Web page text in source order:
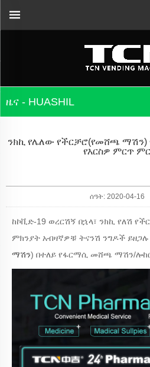
ዜና - HUASHIL
ንክኪ የሌለው የችርቻሮ(የመሸጫ ማሽን)
የእርስዎ ምርጥ
ሰዓት: 2020-04-16
ከኮቪድ-19 ወረርሽኝ በኋላ፣ ንክኪ የለሽ
ምክንያት አብዛኛዎቹ ትናንሽ ንግዶች
ማሽን) በተለይ የፋርማሲ መሸጫ ማሽን/
አከፋፋይ ቪኤም ቢገዙ TCN